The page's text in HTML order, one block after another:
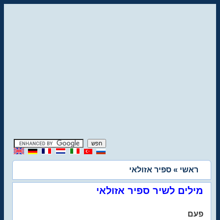
ראשי » ספיר אזולאי
מילים לשיר ספיר אזולאי
פעם